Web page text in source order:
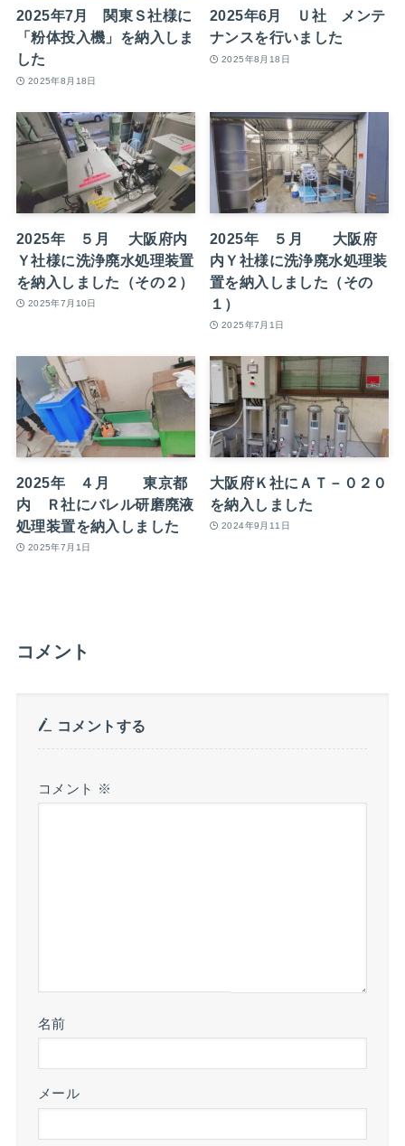
2025年7月 関東Ｓ社様に
「粉体投入機」を納入しま
した
2025年8月18日
2025年6月 Ｕ社 メンテ
ナンスを行いました
2025年8月18日
2025年 ５月 大阪府内
Ｙ社様に洗浄廃水処理装置
を納入しました（その２）
2025年7月10日
2025年 ５月 大阪府
内Ｙ社様に洗浄廃水処理装
置を納入しました（その
１）
2025年7月1日
2025年 ４月 東京都
内 Ｒ社にバレル研磨廃液
処理装置を納入しました
2025年7月1日
大阪府Ｋ社にＡＴ－０２０
を納入しました
2024年9月11日
コメント
コメントする
コメント ※
名前
メール